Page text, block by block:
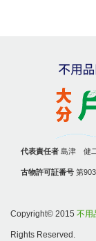
代表責任者 島津 健
古物許可証番号 第
Copyright© 2015 不用
Rights Reserved.